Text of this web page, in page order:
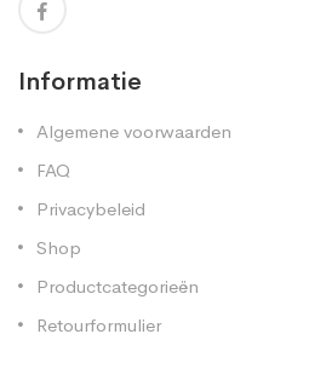
Informatie
Algemene voorwaarden
FAQ
Privacybeleid
Shop
Productcategorieën
Retourformulier